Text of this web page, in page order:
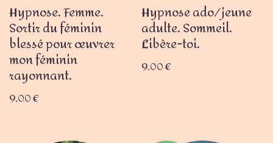
Hypnose. Femme.
Sortir du féminin
blessé pour œuvrer
mon féminin
rayonnant.
9,00€
Hypnose ado/jeune
adulte. Sommeil.
Libère-toi.
9,00€